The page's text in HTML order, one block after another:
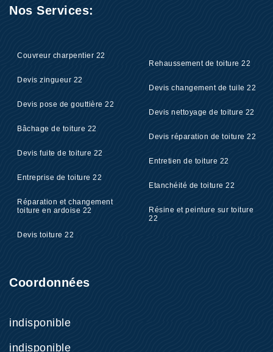
Nos Services:
Couvreur charpentier 22
Devis zingueur 22
Devis pose de gouttière 22
Bâchage de toiture 22
Devis fuite de toiture 22
Entreprise de toiture 22
Réparation et changement
toiture en ardoise 22
Devis toiture 22
Rehaussement de toiture 22
Devis changement de tuile 22
Devis nettoyage de toiture 22
Devis réparation de toiture 22
Entretien de toiture 22
Etanchéité de toiture 22
Résine et peinture sur toiture
22
Coordonnées
indisponible
indisponible